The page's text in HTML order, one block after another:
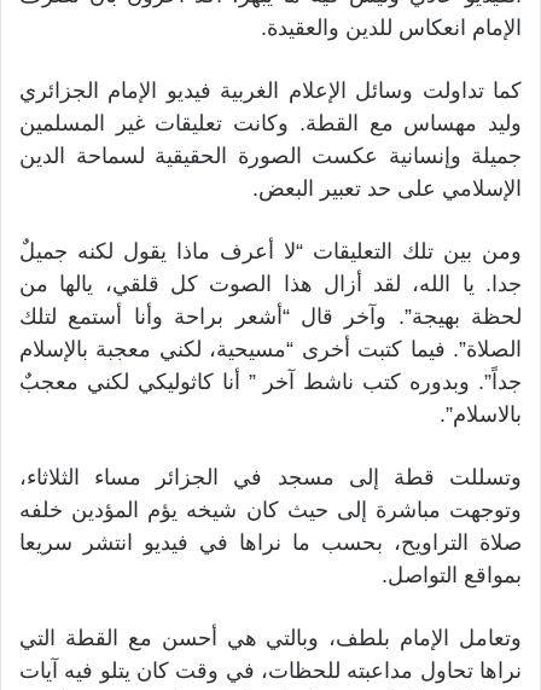
الإمام انعكاس للدين والعقيدة.
كما تداولت وسائل الإعلام الغربية فيديو الإمام الجزائري
وليد مهساس مع القطة. وكانت تعليقات غير المسلمين
جميلة وإنسانية عكست الصورة الحقيقية لسماحة الدين
الإسلامي على حد تعبير البعض.
ومن بين تلك التعليقات “لا أعرف ماذا يقول لكنه جميلٌ
جدا. يا الله، لقد أزال هذا الصوت كل قلقي، يالها من
لحظة بهيجة”. وآخر قال “أشعر براحة وأنا أستمع لتلك
الصلاة”. فيما كتبت أخرى “مسيحية، لكني معجبة بالإسلام
جداً”. وبدوره كتب ناشط آخر ” أنا كاثوليكي لكني معجبٌ
بالاسلام”.
وتسللت قطة إلى مسجد في الجزائر مساء الثلاثاء،
وتوجهت مباشرة إلى حيث كان شيخه يؤم المؤدين خلفه
صلاة التراويح، بحسب ما نراها في فيديو انتشر سريعا
بمواقع التواصل.
وتعامل الإمام بلطف، وبالتي هي أحسن مع القطة التي
نراها تحاول مداعبته للحظات، في وقت كان يتلو فيه آيات